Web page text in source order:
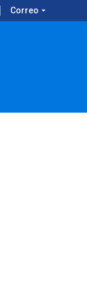
Correo arrow_drop_down